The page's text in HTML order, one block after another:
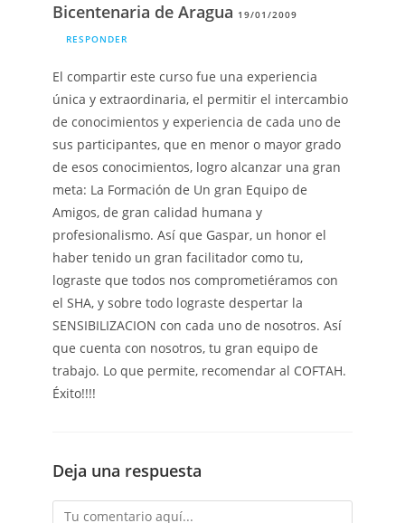
Bicentenaria de Aragua 19/01/2009
RESPONDER
El compartir este curso fue una experiencia
única y extraordinaria, el permitir el intercambio
de conocimientos y experiencia de cada uno de
sus participantes, que en menor o mayor grado
de esos conocimientos, logro alcanzar una gran
meta: La Formación de Un gran Equipo de
Amigos, de gran calidad humana y
profesionalismo. Así que Gaspar, un honor el
haber tenido un gran facilitador como tu,
lograste que todos nos comprometiéramos con
el SHA, y sobre todo lograste despertar la
SENSIBILIZACION con cada uno de nosotros. Así
que cuenta con nosotros, tu gran equipo de
trabajo. Lo que permite, recomendar al COFTAH.
Éxito!!!!
Deja una respuesta